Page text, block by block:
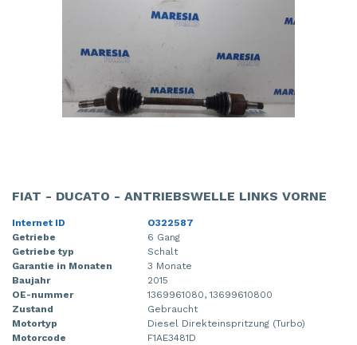
FIAT - DUCATO - ANTRIEBSWELLE LINKS VORNE
Internet ID
O322587
Getriebe
6 Gang
Getriebe typ
Schalt
Garantie in Monaten
3 Monate
Baujahr
2015
OE-nummer
1369961080, 13699610800
Zustand
Gebraucht
Motortyp
Diesel Direkteinspritzung (Turbo)
Motorcode
F1AE3481D